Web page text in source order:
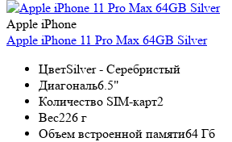
Apple iPhone
Apple iPhone 11 Pro Max 64GB Silver
ЦветSilver - Серебристый
Диагональ6.5"
Количество SIM-карт2
Вес226 г
Объем встроенной памяти64 Гб